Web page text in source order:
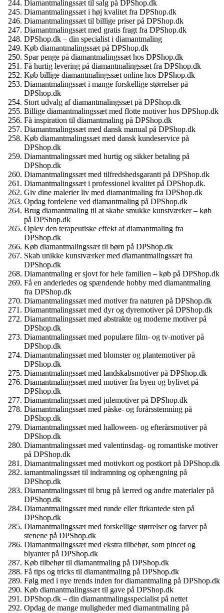
Diamantmalingssæt til salg på DPShop.dk
Diamantmalingssæt i høj kvalitet fra DPShop.dk
Diamantmalingssæt til billige priser på DPShop.dk
Diamantmalingssæt med gratis fragt fra DPShop.dk
DPShop.dk – din specialist i diamantmaling
Køb diamantmalingssæt på DPShop.dk
Spar penge på diamantmalingssæt hos DPShop.dk
Få hurtig levering på diamantmalingssæt fra DPShop.dk
Køb billige diamantmalingssæt online hos DPShop.dk
Diamantmalingssæt i mange forskellige størrelser på
DPShop.dk
Stort udvalg af diamantmalingssæt på DPShop.dk
Billige diamantmalingssæt med flotte motiver hos DPShop.dk
Få inspiration til diamantmaling på DPShop.dk
Diamantmalingssæt med dansk manual på DPShop.dk
Køb diamantmalingssæt med dansk kundeservice på
DPShop.dk
Diamantmalingssæt med hurtig og sikker betaling på
DPShop.dk
Diamantmalingssæt med tilfredshedsgaranti på DPShop.dk
Diamantmalingssæt i professionel kvalitet på DPShop.dk.
Giv dine malerier liv med diamantmaling fra DPShop.dk
Opdag fordelene ved diamantmaling på DPShop.dk
Brug diamantmaling til at skabe smukke kunstværker – køb
på DPShop.dk
Oplev den terapeutiske effekt af diamantmaling fra
DPShop.dk
Køb diamantmalingssæt til børn på DPShop.dk
Skab unikke kunstværker med diamantmalingssæt fra
DPShop.dk
Diamantmaling er sjovt for hele familien – køb på DPShop.dk
Få en anderledes og spændende hobby med diamantmaling
fra DPShop.dk
Diamantmalingssæt med motiver fra naturen på DPShop.dk
Diamantmalingssæt med dyr og dyremotiver på DPShop.dk
Diamantmalingssæt med abstrakte og moderne motiver på
DPShop.dk
Diamantmalingssæt med populære film- og tv-motiver på
DPShop.dk
Diamantmalingssæt med blomster og plantemotiver på
DPShop.dk
Diamantmalingssæt med landskabsmotiver på DPShop.dk
Diamantmalingssæt med motiver fra byen og bylivet på
DPShop.dk
Diamantmalingssæt med julemotiver på DPShop.dk
Diamantmalingssæt med påske- og forårsstemning på
DPShop.dk
Diamantmalingssæt med halloween- og efterårsmotiver på
DPShop.dk
Diamantmalingssæt med valentinsdag- og romantiske motiver
på DPShop.dk
Diamantmalingssæt med motivkort og postkort på DPShop.dk
iamantmalingssæt til indramning og ophængning på
DPShop.dk
Diamantmalingssæt til brug på lærred og andre materialer på
DPShop.dk
Diamantmalingssæt med runde eller firkantede sten på
DPShop.dk
Diamantmalingssæt med forskellige størrelser og farver på
stenene på DPShop.dk
Diamantmalingssæt med ekstra tilbehør, som pincet og
blyanter på DPShop.dk
Køb tilbehør til diamantmaling på DPShop.dk
Få tips og tricks til diamantmaling på DPShop.dk
Følg med i nye trends inden for diamantmaling på DPShop.dk
Køb diamantmalingssæt til gave på DPShop.dk
DPShop.dk – din diamantmalingsspecialist på nettet
Opdag de mange muligheder med diamantmaling på